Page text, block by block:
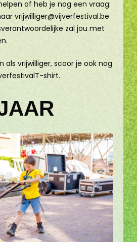
of heb je nog een vraag:
vrijwilliger@vijverfestival.be
zal jou met
als vrijwilliger, scoor je ook nog
shirt.